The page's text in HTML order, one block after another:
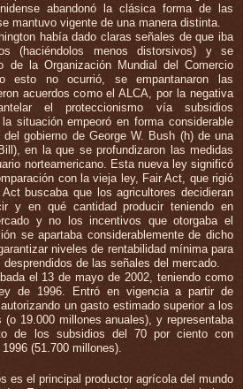
abandonó la clásica forma de las
mantuvo vigente de una manera distinta.
había dado claras señales de que iba
(haciéndolos menos distorsivos) y se
de la Organización Mundial del Comercio
esto no ocurrió, se empantanaron las
acuerdos como el ALCA, por la negativa
el proteccionismo vía subsidios
situación empeoró en forma considerable
gobierno de George W. Bush (h) de una
en la que se profundizaron las medidas
norteamericano. Esta nueva ley significó
con la vieja ley, Fair Act, que rigió
buscaba que los agricultores decidieran
y en qué cantidad producir teniendo en
y no los incentivos que otorgaba el
se apartaba considerablemente de dicho
niveles de rentabilidad mínima para
de las señales del mercado.
el 13 de mayo de 2002, teniendo como
de 1996. Entró en vigencia a partir de
un gasto estimado superior a los
(o 19.000 millones anuales), y representaba
de los subsidios del 70 por ciento con
(51.700 millones).
es el principal productor agrícola del mundo